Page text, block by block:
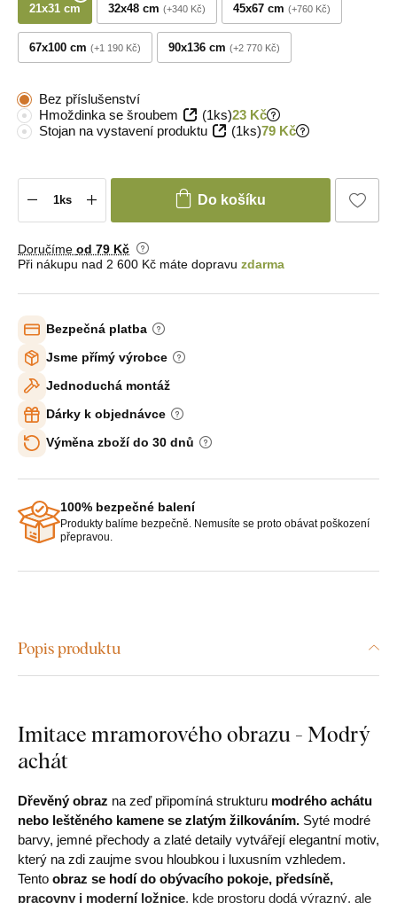
21x31 cm 32x48 cm +340 Kč 45x67 cm +760 Kč
67x100 cm +1 190 Kč 90x136 cm +2 770 Kč
Bez příslušenství
Hmoždinka se šroubem
(1ks)23 Kč
Stojan na vystavení produktu
(1ks)79 Kč
Do košíku
Doručíme od 79 Kč
Při nákupu nad 2 600 Kč máte dopravu zdarma
Bezpečná platba
Jsme přímý výrobce
Jednoduchá montáž
Dárky k objednávce
Výměna zboží do 30 dnů
100% bezpečné balení
Produkty balíme bezpečně. Nemusíte se proto obávat poškození
přepravou.
Popis produktu
Imitace mramorového obrazu - Modrý
achát
Dřevěný obraz na zeď připomíná strukturu modrého achátu
nebo leštěného kamene se zlatým žilkováním. Syté modré
barvy, jemné přechody a zlaté detaily vytvářejí elegantní motiv,
který na zdi zaujme svou hloubkou i luxusním vzhledem.
Tento obraz se hodí do obývacího pokoje, předsíně,
pracovny i moderní ložnice, kde prostoru dodá výrazný, ale